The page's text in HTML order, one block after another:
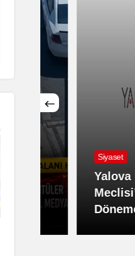
Siyaset
Yalova
Meclisi’nde
Dönemeç